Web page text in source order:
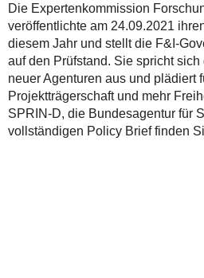
Die Expertenkommission
veröffentlichte am 24.09.2021
diesem Jahr und stellt die F&I-
auf den Prüfstand. Sie spricht
neuer Agenturen aus und plädiert
Projektträgerschaft und mehr
SPRIN-D, die Bundesagentur für
vollständigen Policy Brief finden